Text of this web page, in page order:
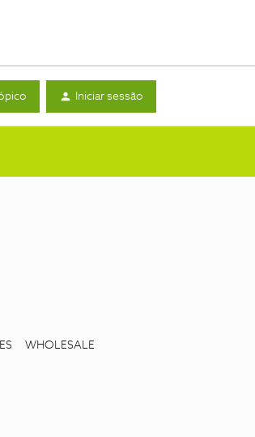
Iniciar sessão
WHOLESALE